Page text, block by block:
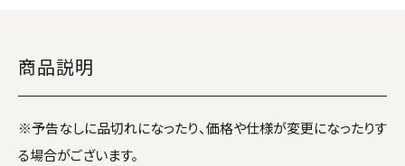
商品説明
※予告なしに品切れになったり、価格や仕様が変更になったりす
る場合がございます。